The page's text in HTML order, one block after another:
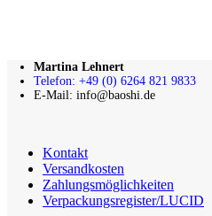
Martina Lehnert
Telefon: +49 (0) 6264 821 9833
E-Mail: info@baoshi.de
Kontakt
Versandkosten
Zahlungsmöglichkeiten
Verpackungsregister/LUCID